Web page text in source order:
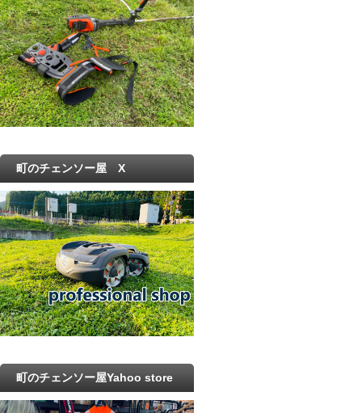
町のチェンソー屋 X
町のチェンソー屋Yahoo store